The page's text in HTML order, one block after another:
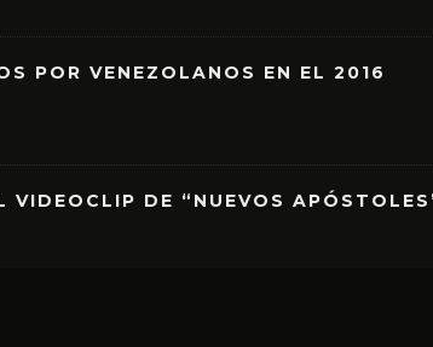
POR VENEZOLANOS EN EL 2016
VIDEOCLIP DE “NUEVOS